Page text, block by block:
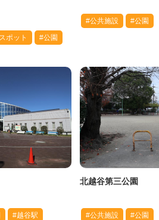
ポット
#公園
#公共施設 #公園
#越谷駅
北越谷第三公園
#公共施設 #公園